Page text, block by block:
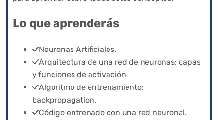
Lo que aprenderás
Neuronas Artificiales.
Arquitectura de una red de neuronas: capas
y funciones de activación.
Algoritmo de entrenamiento:
backpropagation.
Código entrenado con una red neuronal.